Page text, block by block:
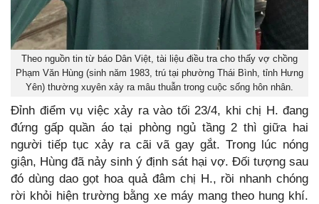
Theo nguồn tin từ báo Dân Việt, tài liệu điều tra cho thấy vợ chồng
Phạm Văn Hùng (sinh năm 1983, trú tại phường Thái Bình, tỉnh Hưng
Yên) thường xuyên xảy ra mâu thuẫn trong cuộc sống hôn nhân.
Đỉnh điểm vụ việc xảy ra vào tối 23/4, khi chị H. đang
đứng gấp quần áo tại phòng ngủ tầng 2 thì giữa hai
người tiếp tục xảy ra cãi vã gay gắt. Trong lúc nóng
giận, Hùng đã nảy sinh ý định sát hại vợ. Đối tượng sau
đó dùng dao gọt hoa quả đâm chị H., rồi nhanh chóng
rời khỏi hiện trường bằng xe máy mang theo hung khí.